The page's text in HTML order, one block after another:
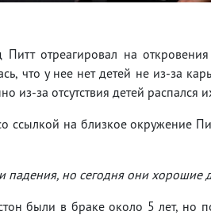
Питт отреагировал на
что у нее нет детей не из-за
из-за отсутствия детей распался
ссылкой на близкое окружение
падения, но сегодня они хорошие
были в браке около 5 лет, но